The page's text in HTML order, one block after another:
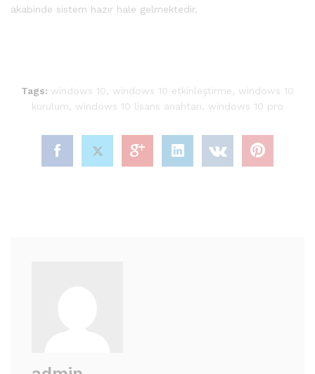
akabinde sistem hazır hale gelmektedir.
Tags: windows 10 windows 10 etkinleştirme
windows 10
kurulum
windows 10 lisans anahtarı windows 10 pro